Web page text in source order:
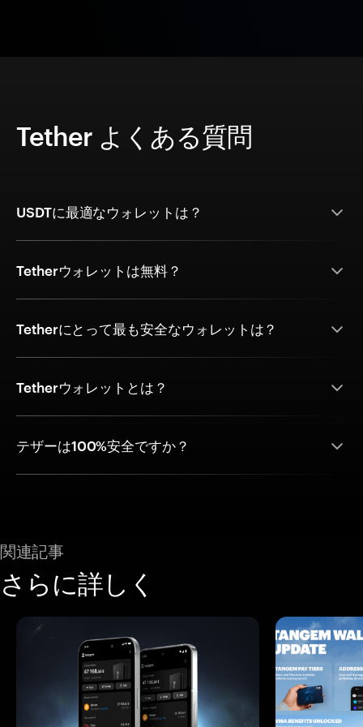
Tether よくある質問
USDTに最適なウォレットは？
Tetherウォレットは無料？
Tetherにとって最も安全なウォレットは？
Tetherウォレットとは？
テザーは100%安全ですか？
関連記事
さらに詳しく